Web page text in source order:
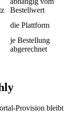
Bestellwert
die Plattform
je Bestellung
abgerechnet
Provision bleibt